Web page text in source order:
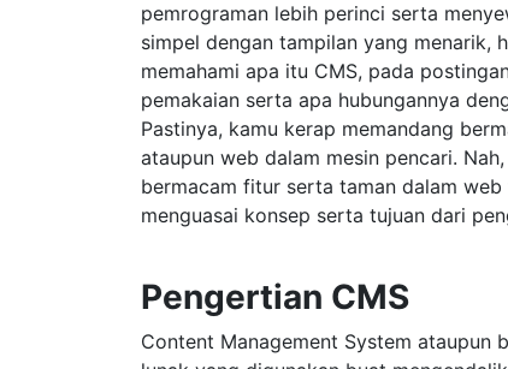
pemrograman lebih perinci serta
simpel dengan tampilan yang menarik,
memahami apa itu CMS, pada
pemakaian serta apa hubungannya
Pastinya, kamu kerap memandang
ataupun web dalam mesin pencari.
bermacam fitur serta taman dalam
menguasai konsep serta tujuan dari
Pengertian CMS
Content Management System ataupun